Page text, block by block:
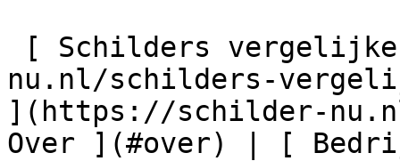
nu.nl/schilders-
](https://schilder-
Over ](#over) | [